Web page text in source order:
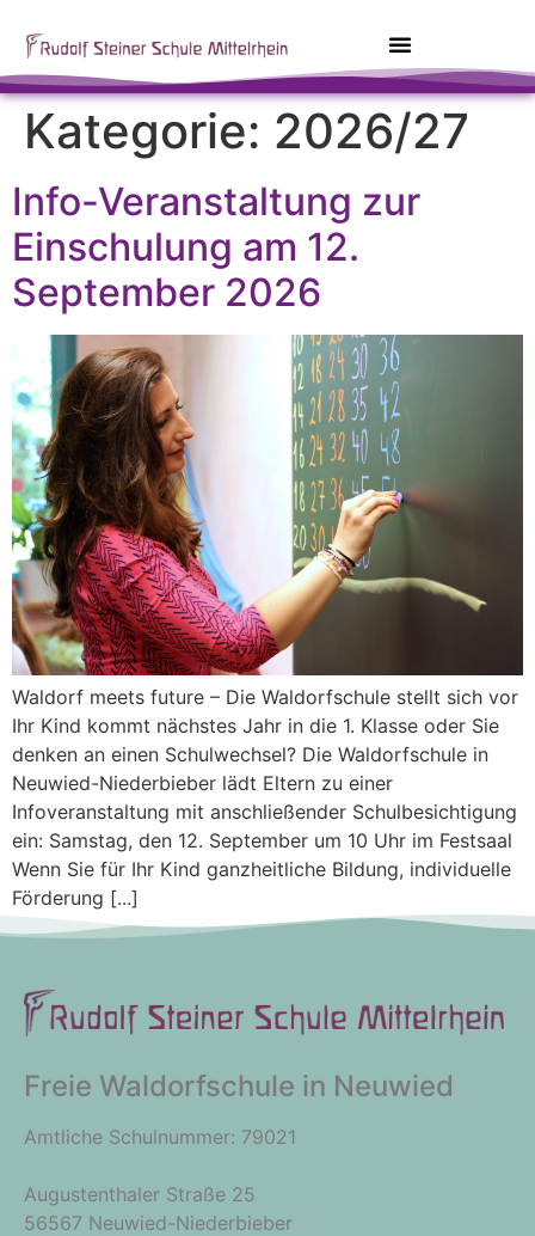
Kategorie: 2026/27
Info-Veranstaltung zur
Einschulung am 12.
September 2026
Waldorf meets future – Die Waldorfschule stellt sich vor
Ihr Kind kommt nächstes Jahr in die 1. Klasse oder Sie
denken an einen Schulwechsel? Die Waldorfschule in
Neuwied-Niederbieber lädt Eltern zu einer
Infoveranstaltung mit anschließender Schulbesichtigung
ein: Samstag, den 12. September um 10 Uhr im Festsaal
Wenn Sie für Ihr Kind ganzheitliche Bildung, individuelle
Förderung [...]
Freie Waldorfschule in Neuwied
Amtliche Schulnummer: 79021
Augustenthaler Straße 25
56567 Neuwied-Niederbieber